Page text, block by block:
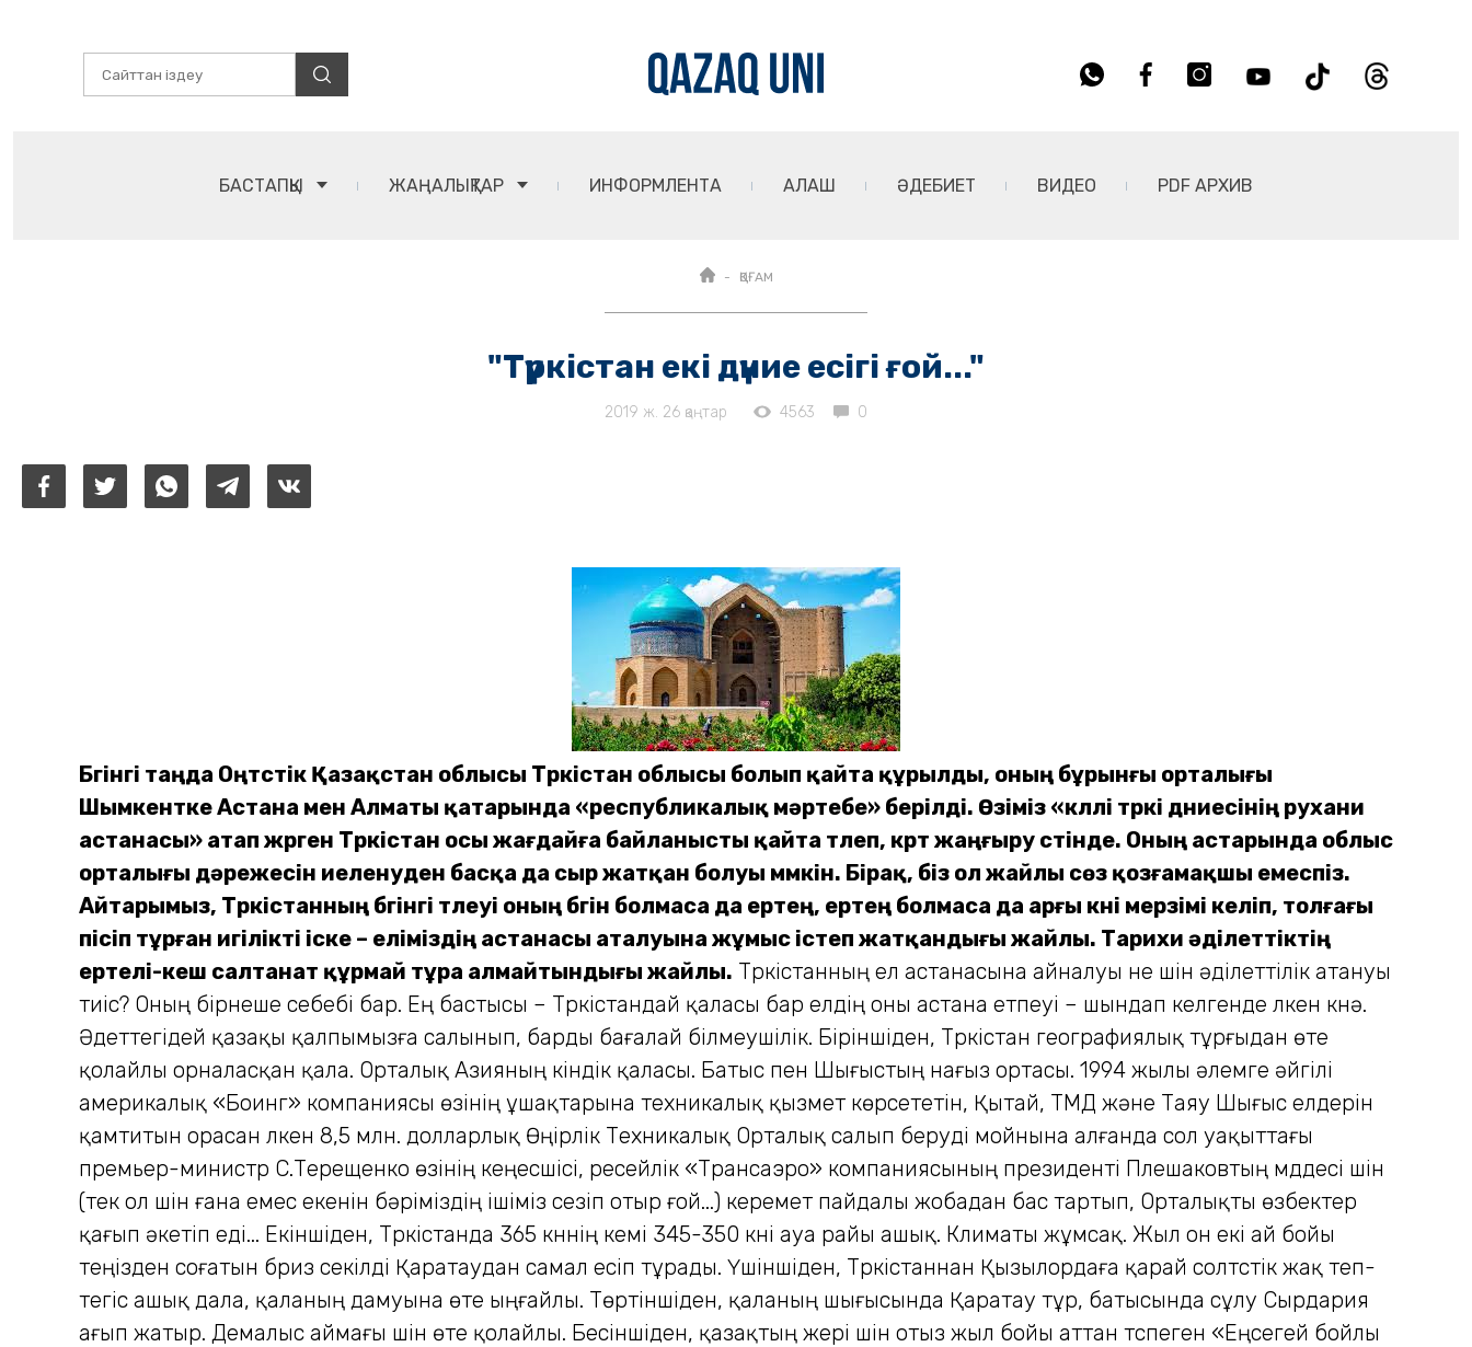
БАСТАПҚЫ ЖАҢАЛЫҚТАР ИНФОРМЛЕНТА АЛАШ ӘДЕБИЕТ ВИДЕО PDF АРХИВ
ҚОҒАМ
"Түркістан екі дүние есігі ғой..."
2019 ж. 26 қаңтар 4563 0
Бүгінгі таңда Оңтүстік Қазақстан облысы Түркістан облысы болып қайта құрылды, оның бұрынғы орталығы
Шымкентке Астана мен Алматы қатарында «республикалық мәртебе» берілді. Өзіміз «күллі түркі дүниесінің рухани
астанасы» атап жүрген Түркістан осы жағдайға байланысты қайта түлеп, күрт жаңғыру үстінде. Оның астарында облыс
орталығы дәрежесін иеленуден басқа да сыр жатқан болуы мүмкін. Бірақ, біз ол жайлы сөз қозғамақшы емеспіз.
Айтарымыз, Түркістанның бүгінгі түлеуі оның бүгін болмаса да ертең, ертең болмаса да арғы күні мерзімі келіп, толғағы
пісіп тұрған игілікті іске – еліміздің астанасы аталуына жұмыс істеп жатқандығы жайлы. Тарихи әділеттіктің
ертелі-кеш салтанат құрмай тұра алмайтындығы жайлы. Түркістанның ел астанасына айналуы не үшін әділеттілік атануы
тиіс? Оның бірнеше себебі бар. Ең бастысы – Түркістандай қаласы бар елдің оны астана етпеуі – шындап келгенде үлкен күнә.
Әдеттегідей қазақы қалпымызға салынып, барды бағалай білмеушілік. Біріншіден, Түркістан географиялық тұрғыдан өте
қолайлы орналасқан қала. Орталық Азияның кіндік қаласы. Батыс пен Шығыстың нағыз ортасы. 1994 жылы әлемге әйгілі
америкалық «Боинг» компаниясы өзінің ұшақтарына техникалық қызмет көрсететін, Қытай, ТМД және Таяу Шығыс елдерін
қамтитын орасан үлкен 8,5 млн. долларлық Өңірлік Техникалық Орталық салып беруді мойнына алғанда сол уақыттағы
премьер-министр С.Терещенко өзінің кеңесшісі, ресейлік «Трансаэро» компаниясының президенті Плешаковтың мүддесі үшін
(тек ол үшін ғана емес екенін бәріміздің ішіміз сезіп отыр ғой...) керемет пайдалы жобадан бас тартып, Орталықты өзбектер
қағып әкетіп еді... Екіншіден, Түркістанда 365 күннің кемі 345-350 күні ауа райы ашық. Климаты жұмсақ. Жыл он екі ай бойы
теңізден соғатын бриз секілді Қаратаудан самал есіп тұрады. Үшіншіден, Түркістаннан Қызылордаға қарай солтүстік жақ теп-
тегіс ашық дала, қаланың дамуына өте ыңғайлы. Төртіншіден, қаланың шығысында Қаратау тұр, батысында сұлу Сырдария
ағып жатыр. Демалыс аймағы үшін өте қолайлы. Бесіншіден, қазақтың жері үшін отыз жыл бойы аттан түспеген «Еңсегей бойлы